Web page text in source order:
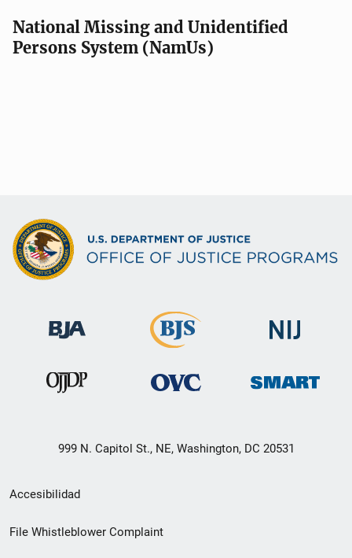
National Missing and Unidentified
Persons System (NamUs)
999 N. Capitol St., NE, Washington, DC 20531
Menú
de
Accesibilidad
File Whistleblower Complaint